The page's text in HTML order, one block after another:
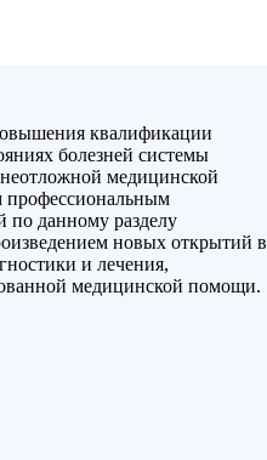
квалификации
болезней системы
медицинской
профессиональным
по данному разделу
новых открытий в
и лечения,
медицинской помощи.